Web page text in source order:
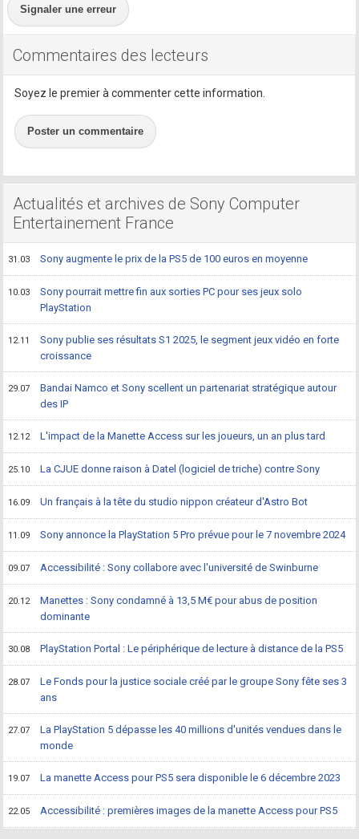
Signaler une erreur
Commentaires des lecteurs
Soyez le premier à commenter cette information.
Poster un commentaire
Actualités et archives de Sony Computer
Entertainement France
31.03 Sony augmente le prix de la PS5 de 100 euros en moyenne
10.03
Sony pourrait mettre fin aux sorties PC pour ses jeux solo
PlayStation
12.11
Sony publie ses résultats S1 2025, le segment jeux vidéo en forte
croissance
29.07
Bandai Namco et Sony scellent un partenariat stratégique autour
des IP
12.12 L'impact de la Manette Access sur les joueurs, un an plus tard
25.10 La CJUE donne raison à Datel (logiciel de triche) contre Sony
16.09 Un français à la tête du studio nippon créateur d'Astro Bot
11.09 Sony annonce la PlayStation 5 Pro prévue pour le 7 novembre 2024
09.07 Accessibilité : Sony collabore avec l'université de Swinburne
20.12
Manettes : Sony condamné à 13,5 M€ pour abus de position
dominante
30.08 PlayStation Portal : Le périphérique de lecture à distance de la PS5
28.07
Le Fonds pour la justice sociale créé par le groupe Sony fête ses 3
ans
27.07
La PlayStation 5 dépasse les 40 millions d'unités vendues dans le
monde
19.07 La manette Access pour PS5 sera disponible le 6 décembre 2023
22.05 Accessibilité : premières images de la manette Access pour PS5